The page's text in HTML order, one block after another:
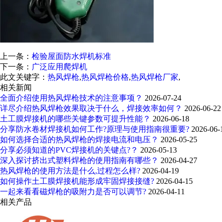
上一条： 检验屋面防水焊机标准
下一条： 广泛应用爬焊机
此文关键字： 热风焊枪,热风焊枪价格,热风焊枪厂家,
相关新闻
全面介绍使用热风焊枪技术的注意事项？ 2026-07-24
详尽介绍热风焊枪效果取决于什么，焊接效率如何？ 2026-06-22
土工膜焊接机的哪些关键参数可提升性能？ 2026-06-18
分享防水卷材焊接机如何工作?原理与使用指南很重要? 2026-06-
如何选择合适的热风焊枪的焊接电流和电压？ 2026-05-25
分享必须知道的PVC焊接机的关键点?？ 2026-05-13
深入探讨挤出式塑料焊枪的使用指南有哪些？ 2026-04-27
热风焊枪的使用方法是什么,过程怎么样? 2026-04-19
如何操作土工膜焊接机能形成牢固焊接接缝? 2026-04-15
一起来看看磁焊枪的吸附力是否可以调节? 2026-04-11
相关产品